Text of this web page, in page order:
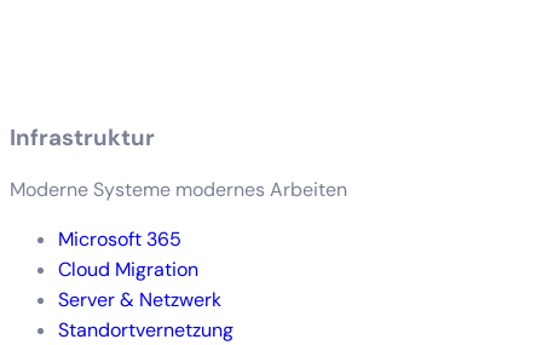
Infrastruktur
Moderne Systeme modernes Arbeiten
Microsoft 365
Cloud Migration
Server & Netzwerk
Standortvernetzung